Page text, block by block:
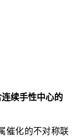
续手性中心的
催化的不对称联